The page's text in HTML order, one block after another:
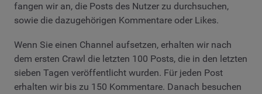
fangen wir an, die Posts des Nutzer zu durchsuchen,
sowie die dazugehörigen Kommentare oder Likes.
Wenn Sie einen Channel aufsetzen, erhalten wir nach
dem ersten Crawl die letzten 100 Posts, die in den letzten
sieben Tagen veröffentlicht wurden. Für jeden Post
erhalten wir bis zu 150 Kommentare. Danach besuchen